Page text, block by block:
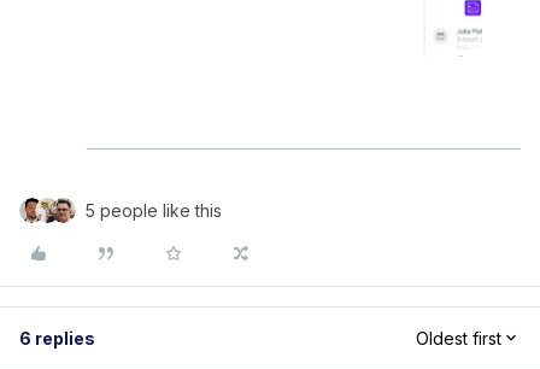
5 people like this
6 replies Oldest first